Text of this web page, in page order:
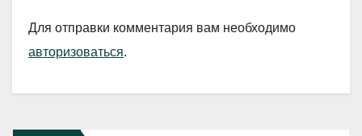
Для отправки комментария вам необходимо
авторизоваться.